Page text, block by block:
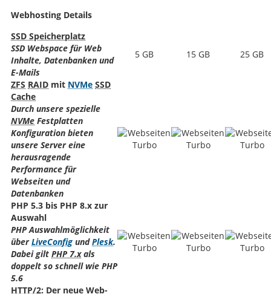
Webhosting Details
SSD Speicherplatz
SSD Webspace für Web
Inhalte, Datenbanken und
E-Mails
5 GB 15 GB 25 GB
ZFS RAID mit NVMe SSD
Cache
Durch unsere spezielle
NVMe Festplatten
Konfiguration bieten
unsere Server eine
herausragende
Performance für
Webseiten und
Datenbanken
PHP 5.3 bis PHP 8.x zur
Auswahl
PHP Auswahlmöglichkeit
überLiveConfig undPlesk.
Dabei gilt PHP 7.xals
doppelt so schnell wie PHP
5.6
HTTP/2: Der neue Web-